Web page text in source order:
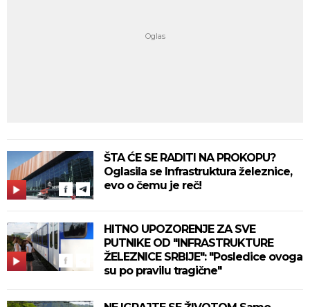
ŠTA ĆE SE RADITI NA PROKOPU?
Oglasila se Infrastruktura železnice,
evo o čemu je reč!
HITNO UPOZORENJE ZA SVE
PUTNIKE OD "INFRASTRUKTURE
ŽELEZNICE SRBIJE": "Posledice ovoga
su po pravilu tragične"